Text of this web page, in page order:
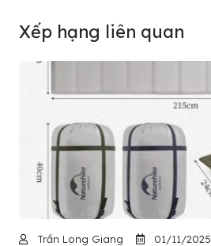
Xếp hạng liên quan
Trần Long Giang 01/11/2025